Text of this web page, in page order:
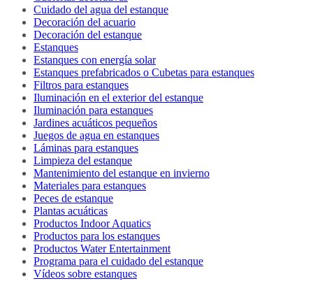
Cuidado del agua del estanque
Decoración del acuario
Decoración del estanque
Estanques
Estanques con energía solar
Estanques prefabricados o Cubetas para estanques
Filtros para estanques
Iluminación en el exterior del estanque
Iluminación para estanques
Jardines acuáticos pequeños
Juegos de agua en estanques
Láminas para estanques
Limpieza del estanque
Mantenimiento del estanque en invierno
Materiales para estanques
Peces de estanque
Plantas acuáticas
Productos Indoor Aquatics
Productos para los estanques
Productos Water Entertainment
Programa para el cuidado del estanque
Vídeos sobre estanques